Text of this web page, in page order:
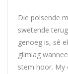
Die polsende
swetende
genoeg is, sê
glimlag
stem hoor. My